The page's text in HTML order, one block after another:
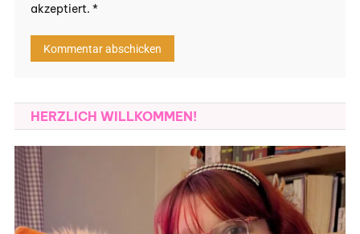
akzeptiert. *
HERZLICH WILLKOMMEN!